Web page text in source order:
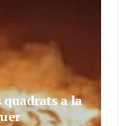
quadrats a la